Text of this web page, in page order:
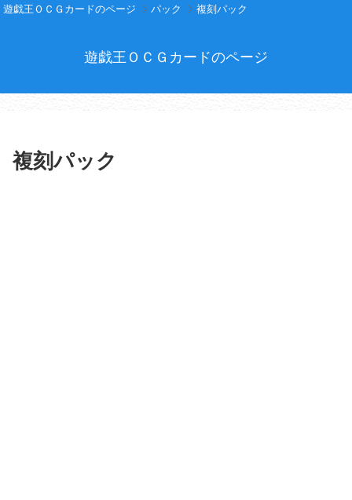
遊戯王ＯＣＧカードのページ パック 複刻パック
遊戯王ＯＣＧカードのページ
複刻パック